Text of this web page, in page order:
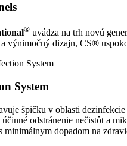
® uvádza na trh novú
výnimočný dizajn, CS®
System
špičku v oblasti
odstránenie nečistôt a
minimálnym dopadom na